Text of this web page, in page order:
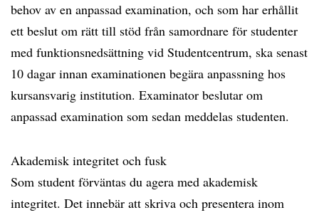
behov av en anpassad examination, och som har erhållit
ett beslut om rätt till stöd från samordnare för studenter
med funktionsnedsättning vid Studentcentrum, ska senast
10 dagar innan examinationen begära anpassning hos
kursansvarig institution. Examinator beslutar om
anpassad examination som sedan meddelas studenten.
Akademisk integritet och fusk
Som student förväntas du agera med akademisk
integritet. Det innebär att skriva och presentera inom